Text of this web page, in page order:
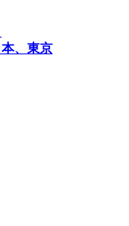
、東京